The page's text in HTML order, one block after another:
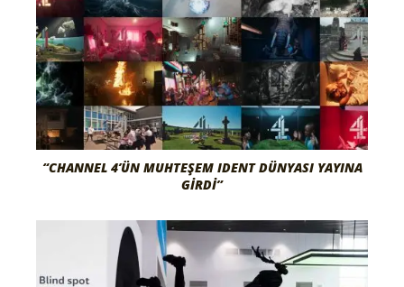
“CHANNEL 4’ÜN MUHTEŞEM IDENT DÜNYASI YAYINA
GIRDI”